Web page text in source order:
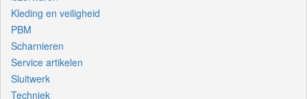
Kleding en veiligheid
PBM
Scharnieren
Service artikelen
Sluitwerk
Techniek